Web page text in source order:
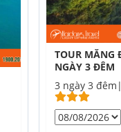
TOUR MĂNG
NGÀY 3 ĐÊM
3 ngày 3